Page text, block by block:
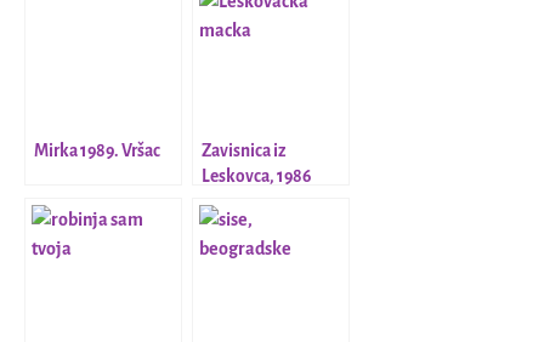
Mirka 1989. Vršac
Zavisnica iz
Leskovca, 1986